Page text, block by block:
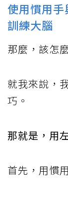
使用慣用
訓練大腦
那麼，該怎
就我來說，
巧。
那就是，用
首先，用慣